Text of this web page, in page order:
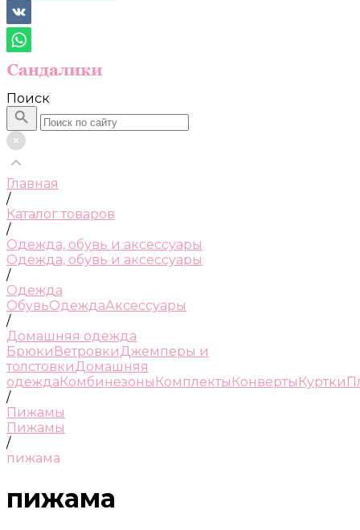
Поиск
Главная
/
Каталог товаров
/
Одежда, обувь и аксессуары
Одежда, обувь и аксессуары
/
Одежда
ОбувьОдеждаАксессуары
/
Домашняя одежда
Брюки ВетровкиДжемперы и
толстовкиДомашняя
одеждаКомбинезоны Комплекты Конверты Куртки
/
Пижамы
Пижамы
/
пижама
пижама